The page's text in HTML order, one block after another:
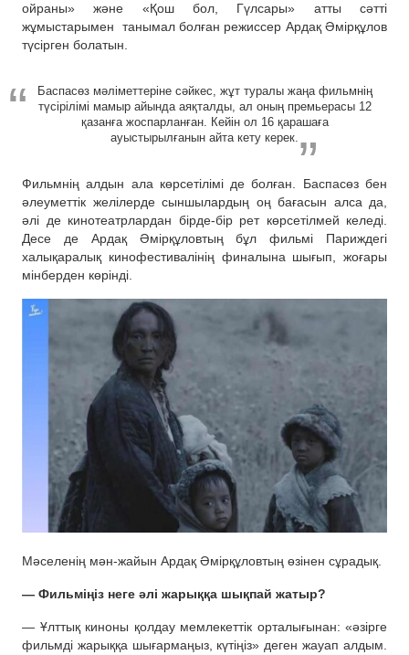
ойраны» және «Қош бол, Гүлсары» атты сәтті
жұмыстарымен танымал болған режиссер Ардақ Әмірқұлов
түсірген болатын.
Баспасөз мәліметтеріне сәйкес, жұт туралы жаңа фильмнің
түсірілімі мамыр айында аяқталды, ал оның премьерасы 12
қазанға жоспарланған. Кейін ол 16 қарашаға
ауыстырылғанын айта кету керек.
Фильмнің алдын ала көрсетілімі де болған. Баспасөз бен
әлеуметтік желілерде сыншылардың оң бағасын алса да,
әлі де кинотеатрлардан бірде-бір рет көрсетілмей келеді.
Десе де Ардақ Әмірқұловтың бұл фильмі Париждегі
халықаралық кинофестивалінің финалына шығып, жоғары
мінберден көрінді.
Мәселенің мән-жайын Ардақ Әмірқұловтың өзінен сұрадық.
— Фильміңіз неге әлі жарыққа шықпай жатыр?
— Ұлттық киноны қолдау мемлекеттік орталығынан: «әзірге
фильмді жарыққа шығармаңыз, күтіңіз» деген жауап алдым.